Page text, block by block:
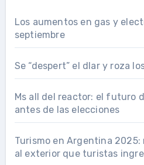
Los aumentos en gas y
septiembre
Se “despert” el dlar y roza
Ms all del reactor: el futuro
antes de las elecciones
Turismo en Argentina
al exterior que turistas